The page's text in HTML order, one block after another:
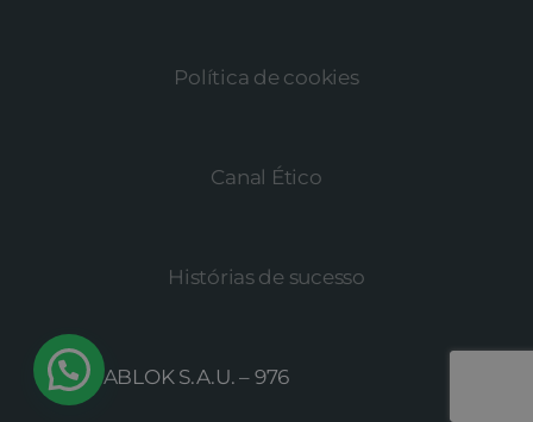
Política de cookies
Canal Ético
Histórias de sucesso
© MEGABLOK S.A.U. – 976